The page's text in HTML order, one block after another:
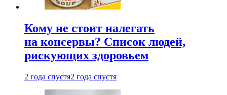
Кому не стоит налегать
на консервы? Список людей,
рискующих здоровьем
2 года спустя2 года спустя